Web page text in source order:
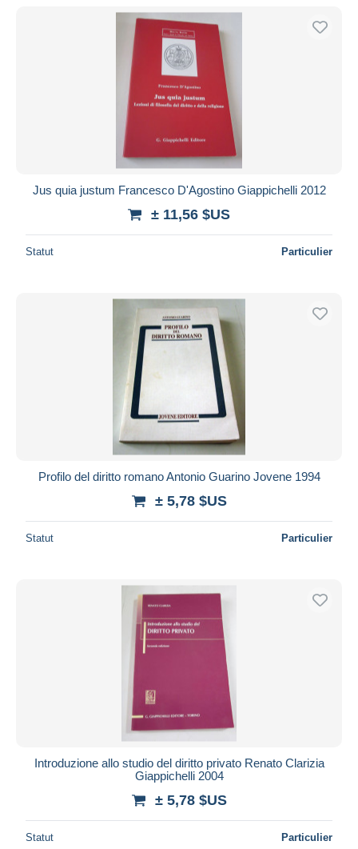
Jus quia justum Francesco D'Agostino Giappichelli 2012
± 11,56 $US
Statut Particulier
Profilo del diritto romano Antonio Guarino Jovene 1994
± 5,78 $US
Statut Particulier
Introduzione allo studio del diritto privato Renato Clarizia
Giappichelli 2004
± 5,78 $US
Statut Particulier